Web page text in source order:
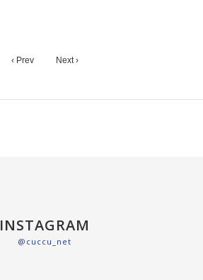
‹ Prev Next ›
INSTAGRAM
@cuccu_net